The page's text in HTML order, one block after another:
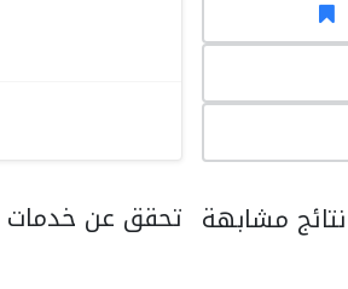
تحقق عن نتائج مشابهة